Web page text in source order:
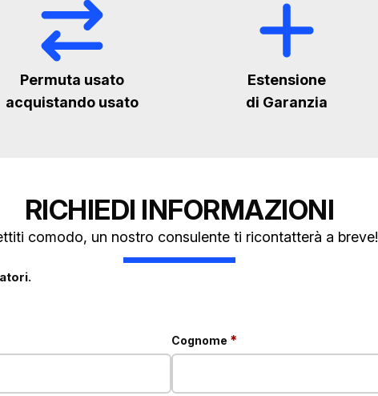
Permuta usato
acquistando usato
Estensione
di Garanzia
RICHIEDI INFORMAZIONI
comodo, un nostro consulente ti ricontatterà a breve!
Cognome *